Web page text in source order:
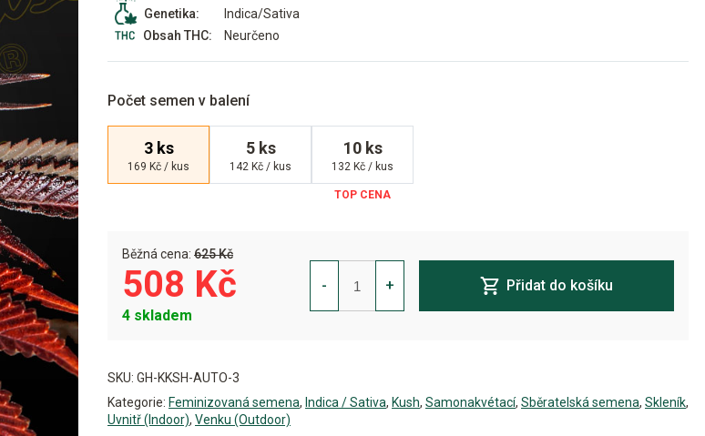
Genetika:
Indica/Sativa
Obsah THC:
Neurčeno
Počet semen v balení
3 ks
169 Kč / kus
5 ks
142 Kč / kus
10 ks
132 Kč / kus
Běžná cena: 625 Kč
508 Kč
4 skladem
-
King's
Kush
Auto
Feminizovaná
+ Přidat do košíku
SKU: GH-KKSH-AUTO-3
Kategorie: Feminizovaná semena, Indica / Sativa, Kush, Samonakvétací, Sběratelská semena, Skleník,
Uvnitř (Indoor), Venku (Outdoor)